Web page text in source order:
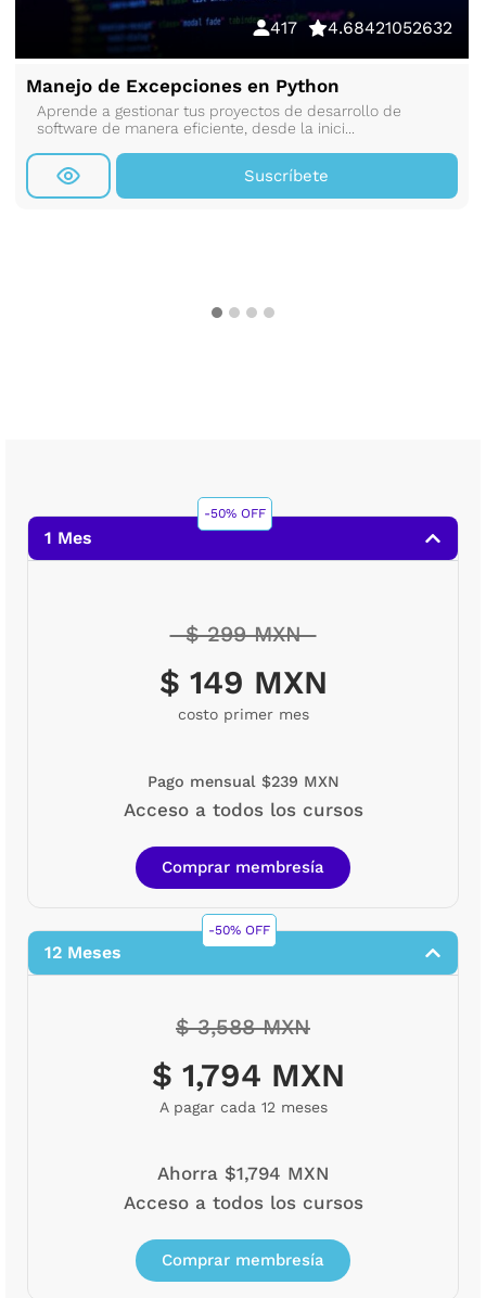
417 4.68421052632
Manejo de Excepciones en Python
Aprende a gestionar tus proyectos de desarrollo de
software de manera eficiente, desde la inici...
Suscríbete
-50% OFF
1 Mes
$ 299 MXN
$ 149 MXN
costo primer mes
Pago mensual $239 MXN
Acceso a todos los cursos
Comprar membresía
-50% OFF
12 Meses
$ 3,588 MXN
$ 1,794 MXN
A pagar cada 12 meses
Ahorra $1,794 MXN
Acceso a todos los cursos
Comprar membresía